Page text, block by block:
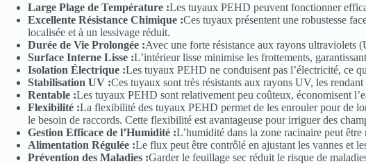
Large Plage de Température :Les tuyaux PEHD peuvent fonctionner
Excellente Résistance Chimique :Ces tuyaux présentent une robustesse
localisée et à un lessivage réduit.
Durée de Vie Prolongée :Avec une forte résistance aux rayons ultraviolets
Surface Interne Lisse :L’intérieur lisse minimise les frottements,
Isolation Électrique :Les tuyaux PEHD ne conduisent pas l’électricité, ce
Stabilisation UV :Ces tuyaux sont très résistants aux rayons UV, les
Rentable :Les tuyaux PEHD sont relativement peu coûteux, économisent
Flexibilité :La flexibilité des tuyaux PEHD permet de les enrouler pour de
le besoin de raccords. Cette flexibilité est avantageuse pour irriguer des
Gestion Efficace de l’Humidité :L’humidité dans la zone racinaire peut
Alimentation Régulée :Le flux peut être contrôlé en ajustant les vannes et
Prévention des Maladies :Garder le feuillage sec réduit le risque de